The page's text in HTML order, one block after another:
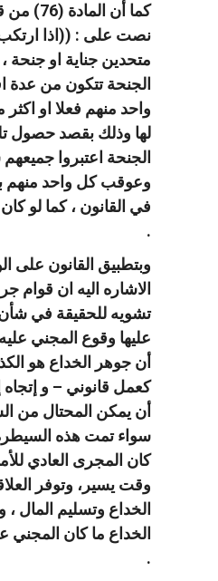
كما أن
نصت على : ((اذا
متحدين جناية او جنحة ،
الجنحة تتكون من عدة
واحد منهم فعلا او اكثر
لها وذلك بقصد حصول
الجنحة اعتبروا
وعوقب كل واحد منهم
في القانون ، كما لو
.
وبتطبيق القانون على
الاشاره اليه ان قوام
تشويه للحقيقة في
عليها وقوع المجني
أن جوهر الخداع هو
كعمل قانوني – و إتجاه
أن يمكن المحتال من
سواء تمت هذه
كان المجرى العادي
وقت يسير، وتوفر
الخداع وتسليم المال ،
الخداع ما كان المجني
.